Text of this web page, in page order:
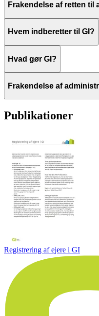
Frakendelse af retten
Hvem indberetter til GI?
Hvad gør GI?
Frakendelse af
Publikationer
Registrering af ejere i GI